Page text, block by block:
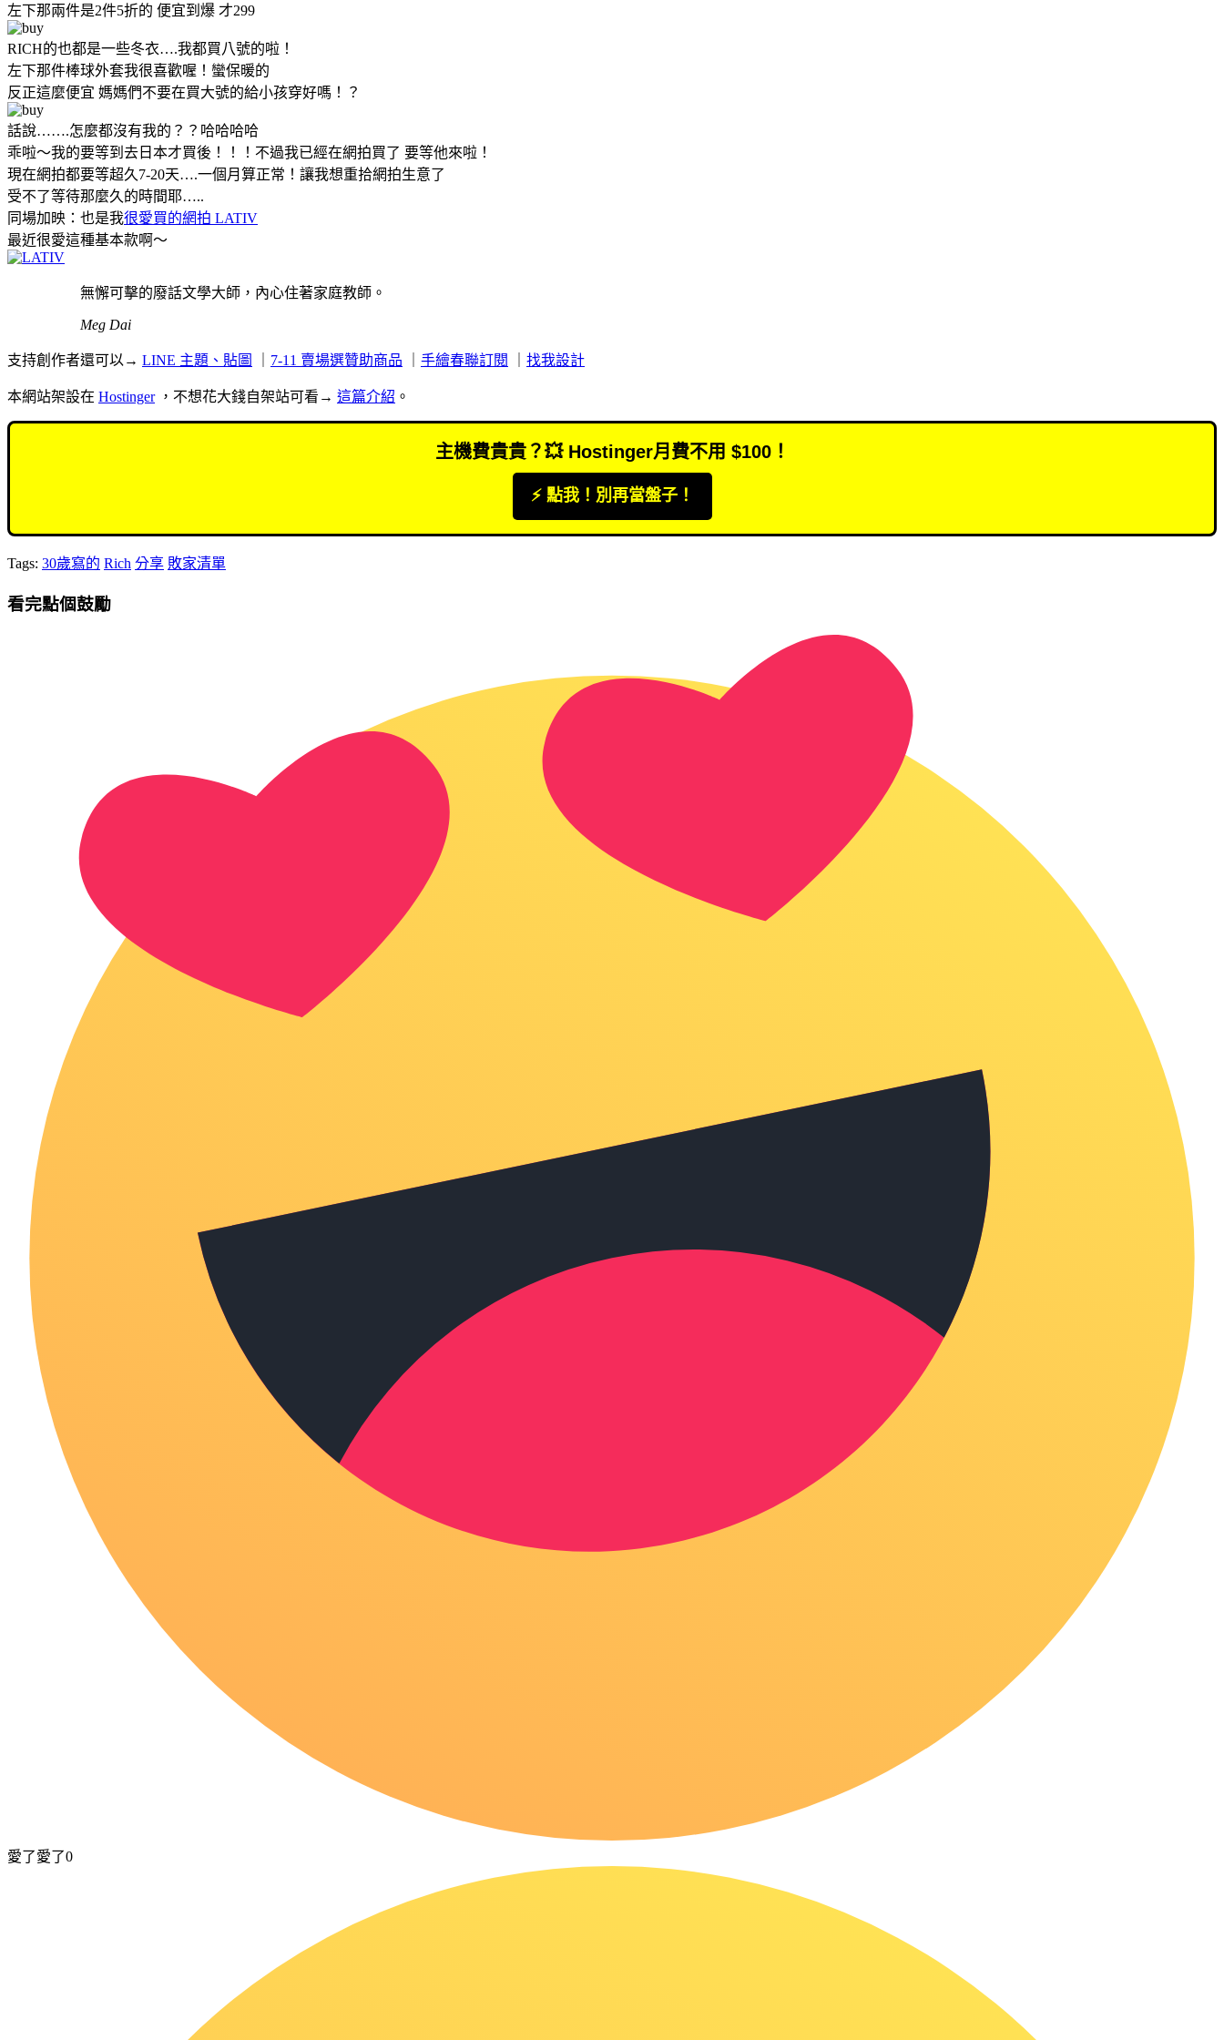
左下那兩件是2件5折的 便宜到爆 才299
RICH的也都是一些冬衣….我都買八號的啦！
左下那件棒球外套我很喜歡喔！蠻保暖的
反正這麼便宜 媽媽們不要在買大號的給小孩穿好嗎！？
話說…….怎麼都沒有我的？？哈哈哈哈
乖啦～我的要等到去日本才買後！！！不過我已經在網拍買了 要等他來啦！
現在網拍都要等超久7-20天….一個月算正常！讓我想重拾網拍生意了
受不了等待那麼久的時間耶…..
同場加映：也是我很愛買的網拍 LATIV
最近很愛這種基本款啊～
無懈可擊的廢話文學大師，內心住著家庭教師。
Meg Dai
支持創作者還可以→ LINE 主題、貼圖 7-11 賣場選贊助商品 手繪春聯訂閱 找我設計
本網站架設在 Hostinger，不想花大錢自架站可看→ 這篇介紹 。
主機費貴貴？💥 Hostinger月費不用 $100！
⚡️ 點我！別再當盤子！
Tags: 30歲寫的 Rich 分享 敗家清單
看完點個鼓勵
愛了愛了0